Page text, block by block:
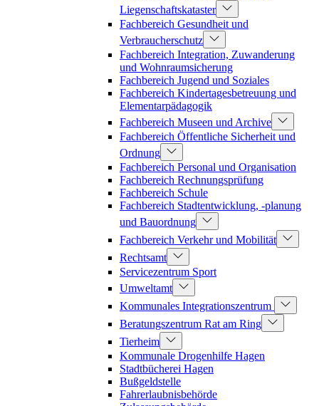
Liegenschaftskataster
Fachbereich Gesundheit und
Verbraucherschutz
Fachbereich Integration, Zuwanderung
und Wohnraumsicherung
Fachbereich Jugend und Soziales
Fachbereich Kindertagesbetreuung und
Elementarpädagogik
Fachbereich Museen und Archive
Fachbereich Öffentliche Sicherheit und
Ordnung
Fachbereich Personal und Organisation
Fachbereich Rechnungsprüfung
Fachbereich Schule
Fachbereich Stadtentwicklung, -planung
und Bauordnung
Fachbereich Verkehr und Mobilität
Rechtsamt
Servicezentrum Sport
Umweltamt
Kommunales Integrationszentrum
Beratungszentrum Rat am Ring
Tierheim
Kommunale Drogenhilfe Hagen
Stadtbücherei Hagen
Bußgeldstelle
Fahrerlaubnisbehörde